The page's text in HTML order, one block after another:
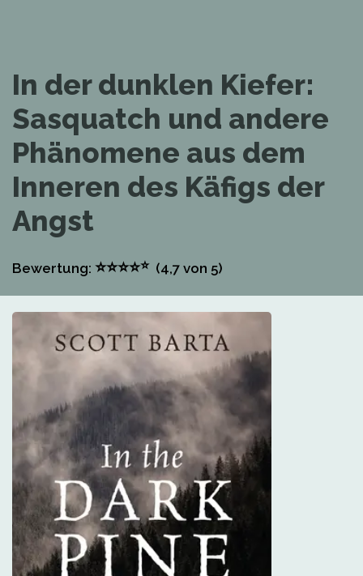
In der dunklen Kiefer:
Sasquatch und andere
Phänomene aus dem
Inneren des Käfigs der
Angst
Bewertung: ⭐⭐⭐⭐⭐(4,7 von 5)